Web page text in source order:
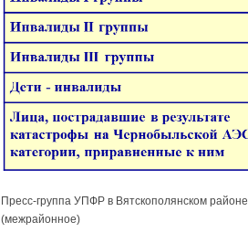
Пресс-группа УПФР в Вятскополянском районе
(межрайонное)